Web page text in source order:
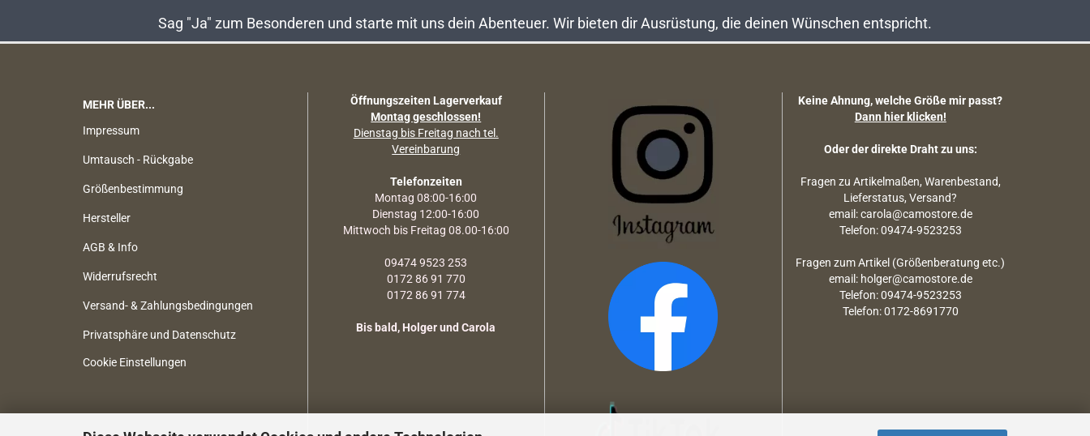
Sag "Ja" zum Besonderen und starte mit uns dein Abenteuer. Wir bieten dir Ausrüstung, die deinen Wünschen entspricht.
MEHR ÜBER...
Impressum
Umtausch - Rückgabe
Größenbestimmung
Hersteller
AGB & Info
Widerrufsrecht
Versand- & Zahlungsbedingungen
Privatsphäre und Datenschutz
Cookie Einstellungen
Öffnungszeiten Lagerverkauf
Montag geschlossen!
Dienstag bis Freitag nach tel.
Vereinbarung
Telefonzeiten
Montag 08:00-16:00
Dienstag 12:00-16:00
Mittwoch bis Freitag 08.00-16:00
09474 9523 253
0172 86 91 770
0172 86 91 774
Bis bald, Holger und Carola
Keine Ahnung, welche Größe mir passt?
Dann hier klicken!
Oder der direkte Draht zu uns:
Fragen zu Artikelmaßen, Warenbestand,
Lieferstatus, Versand?
email: carola@camostore.de
Telefon: 09474-9523253
Fragen zum Artikel (Größenberatung etc.)
email: holger@camostore.de
Telefon: 09474-9523253
Telefon: 0172-8691770